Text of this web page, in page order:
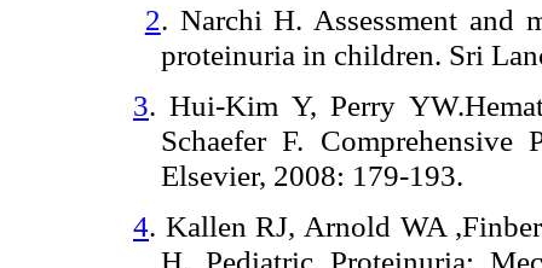
2. Narchi H. Assessment and
proteinuria in children. Sri
3. Hui-Kim Y, Perry
Schaefer F. Comprehensive
Elsevier, 2008: 179-193.
4. Kallen RJ, Arnold WA
H. Pediatric Proteinuria: